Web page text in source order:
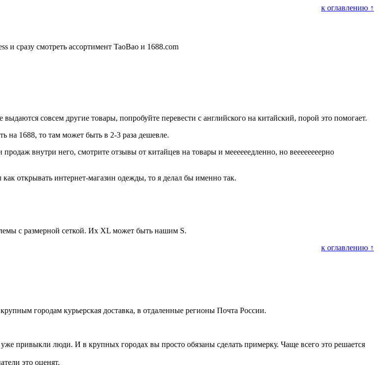
к оглавлению ↑
сразу смотреть ассортимент TaoBao и 1688.com
совсем другие товары, попробуйте перевести с английского на китайский, порой это помогает.
на 1688, то там может быть в 2-3 раза дешевле.
внутри него, смотрите отзывы от китайцев на товары и меееееедленно, но веееееееерно
открывать интернет-магазин одежды, то я делал бы именно так.
с размерной сеткой. Их XL может быть нашим S.
к оглавлению ↑
городам курьерская доставка, в отдаленные регионы Почта России.
привыкли люди. И в крупных городах вы просто обязаны сделать примерку. Чаще всего это решается
это оценят.